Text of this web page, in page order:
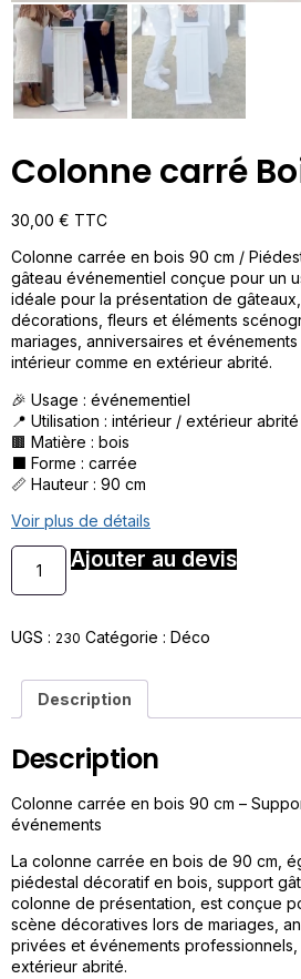
Colonne carré
30,00 € TTC
Colonne carrée en bois 90 cm /
gâteau événementiel conçue pour un
idéale pour la présentation de
décorations, fleurs et éléments
mariages, anniversaires et
intérieur comme en extérieur abrité.
🎉 Usage : événementiel
📍 Utilisation : intérieur / extérieur abrité
🟫 Matière : bois
⬛ Forme : carrée
📏 Hauteur : 90 cm
Voir plus de détails
Ajouter au devis
UGS : 230 Catégorie : Déco
Description
Description
Colonne carrée en bois 90 cm –
événements
La colonne carrée en bois de 90 cm,
piédestal décoratif en bois, support
colonne de présentation, est conçue
scène décoratives lors de mariages,
privées et événements
extérieur abrité.